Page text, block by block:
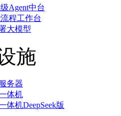
Agent中台
程工作台
大模型
施
务器
体机
体机DeepSeek版